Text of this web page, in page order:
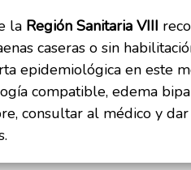
la Región Sanitaria VIII
caseras o sin
epidemiológica en este
compatible, edema
consultar al médico y